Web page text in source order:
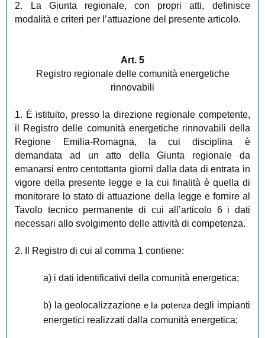
2. La Giunta regionale, con propri atti, definisce
modalità e criteri per l’attuazione del presente articolo.
Art. 5
Registro regionale delle comunità energetiche
rinnovabili
1. È istituito, presso la direzione regionale competente,
il Registro delle comunità energetiche rinnovabili della
Regione Emilia-Romagna, la cui disciplina è
demandata ad un atto della Giunta regionale da
emanarsi entro centottanta giorni dalla data di entrata in
vigore della presente legge e la cui finalità è quella di
monitorare lo stato di attuazione della legge e fornire al
Tavolo tecnico permanente di cui all’articolo 6 i dati
necessari allo svolgimento delle attività di competenza.
2. Il Registro di cui al comma 1 contiene:
a) i dati identificativi della comunità energetica;
b) la geolocalizzazione e la potenza degli impianti
energetici realizzati dalla comunità energetica;